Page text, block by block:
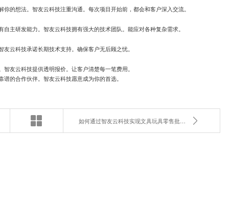
的想法。智友云科技注重沟通。每次项目开始前，都会和客户深入交流。
主研发能力。智友云科技拥有强大的技术团队。能应对各种复杂需求。
云科技承诺长期技术支持。确保客户无后顾之忧。
友云科技提供透明报价。让客户清楚每一笔费用。
的合作伙伴。智友云科技愿意成为你的首选。
如何通过智友云科技实现文具玩具零售批发的数字化转型？